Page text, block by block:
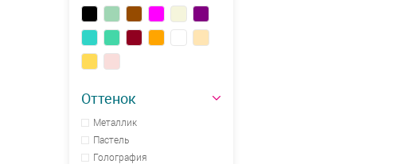
Оттенок
Металлик
Пастель
Голография